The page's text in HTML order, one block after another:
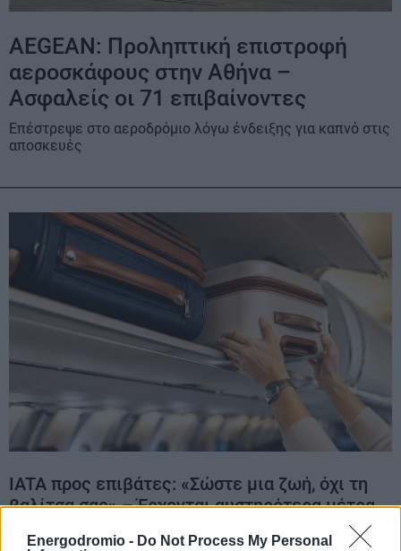
Energodromio - Do Not Process My Personal
AEGEAN: Προληπτική επιστροφή
αεροσκάφους στην Αθήνα –
Ασφαλείς οι 71 επιβαίνοντες
Επέστρεψε στο αεροδρόμιο λόγω ένδειξης για καπνό στις
αποσκευές
IATA προς επιβάτες: «Σώστε μια ζωή, όχι τη
βαλίτσα σας» – Έρχονται αυστηρότερα μέτρα